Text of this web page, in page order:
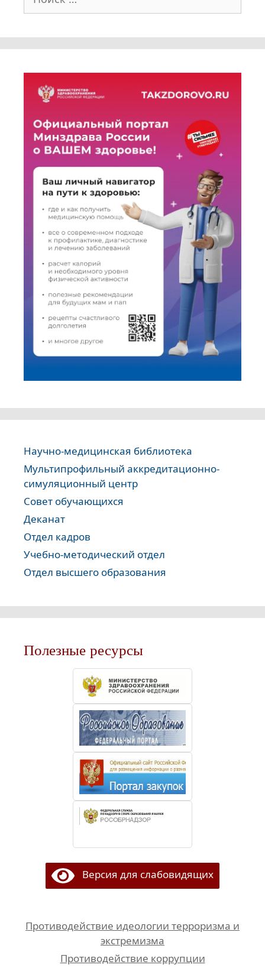
Научно-медицинская библиотека
Мультипрофильный аккредитационно-
симуляционный центр
Совет обучающихся
Деканат
Отдел кадров
Учебно-методический отдел
Отдел высшего образования
Полезные ресурсы
Версия для слабовидящих
Противодействие идеологии терроризма и
экстремизма
Противодействие коррупции